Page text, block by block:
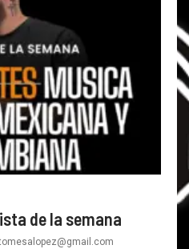
de la semana